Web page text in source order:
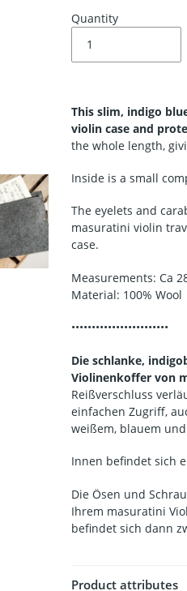
Quantity
This slim, indigo
violin case and
the whole length,
Inside is a small
The eyelets and
masuratini violin
case.
Measurements: Ca
Material: 100% Wool
••••••••••••••••••••••••
Die schlanke,
Violinenkoffer von
Reißverschluss
einfachen Zugriff,
weißem, blauem
Innen befindet sich
Die Ösen und
Ihrem masuratini
befindet sich dann
Product attributes